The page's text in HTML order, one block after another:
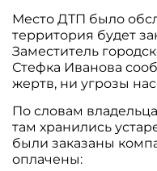
Место ДТП было
территория будет
Заместитель
Стефка Иванова
жертв, ни угрозы
По словам
там хранились
были заказаны
оплачены: